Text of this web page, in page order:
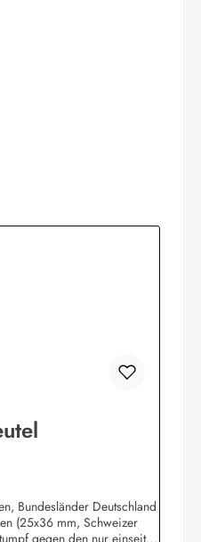
Bundesländer Deutschland
(25x36 mm, Schweizer
gegen den nur einseitig